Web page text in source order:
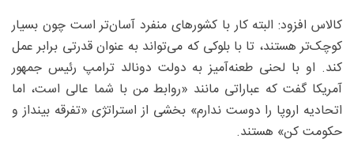
کالاس افزود: البته کار با کشورهای منفرد آسان‌تر است چون بسیار
کوچک‌تر هستند، تا با بلوکی که می‌تواند به عنوان قدرتی برابر عمل
کند. او با لحنی طعنه‌آمیز به دولت دونالد ترامپ رئیس جمهور
آمریکا گفت که عباراتی مانند «روابط من با شما عالی است، اما
اتحادیه اروپا را دوست ندارم» بخشی از استراتژی «تفرقه بینداز و
حکومت کن» هستند.